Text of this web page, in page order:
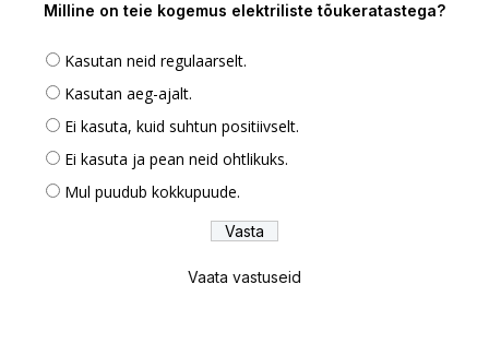
Milline on teie kogemus elektriliste tõukeratastega?
Kasutan neid regulaarselt.
Kasutan aeg-ajalt.
Ei kasuta, kuid suhtun positiivselt.
Ei kasuta ja pean neid ohtlikuks.
Mul puudub kokkupuude.
Vaata vastuseid